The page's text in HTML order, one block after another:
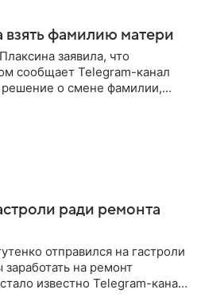
фамилию матери
заявила, что
сообщает Telegram-канал
решение о смене фамилии,
ради ремонта
отправился на гастроли
на ремонт
известно Telegram-каналу